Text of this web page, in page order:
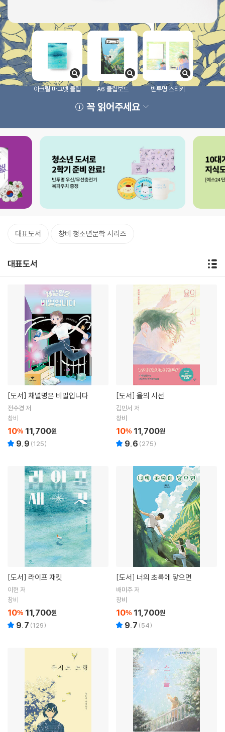
아크릴 마그넷 클립 A6 클립보드 반투명 스티키
꼭 읽어주세요
대표도서 창비 청소년문학 시리즈
대표도서
[도서] 채널명은 비밀입니다
전수경 저
창비
10% 11,700원
9.9 (125)
[도서] 율의 시선
김민서 저
창비
10% 11,700원
9.6 (275)
[도서] 라이프 재킷
이현 저
창비
10% 11,700원
9.7 (129)
[도서] 너의 초록에 닿으면
배미주 저
창비
10% 11,700원
9.7 (54)